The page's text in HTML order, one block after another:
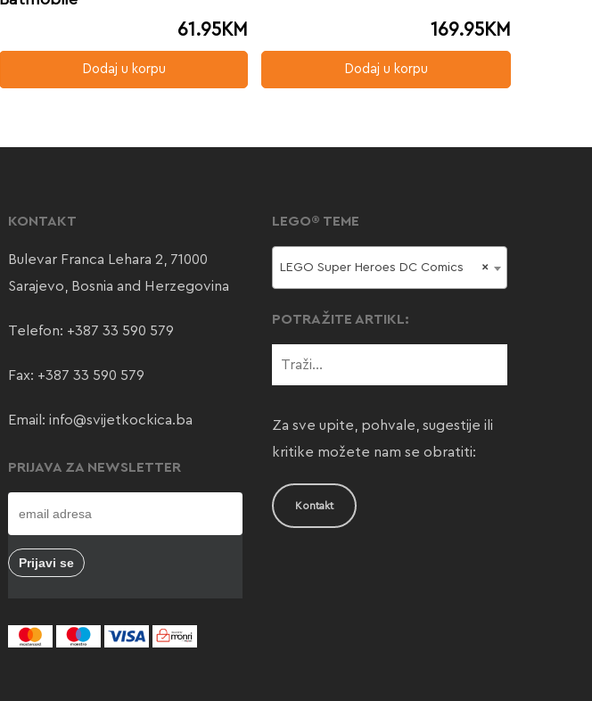
61.95KM
Dodaj u korpu
169.95KM
Dodaj u korpu
KONTAKT
Bulevar Franca Lehara 2, 71000
Sarajevo, Bosnia and Herzegovina
Telefon: +387 33 590 579
Fax: +387 33 590 579
Email: info@svijetkockica.ba
PRIJAVA ZA NEWSLETTER
LEGO® TEME
×
LEGO Super Heroes DC Comics
POTRAŽITE ARTIKL:
Za sve upite, pohvale, sugestije ili
kritike možete nam se obratiti:
Kontakt